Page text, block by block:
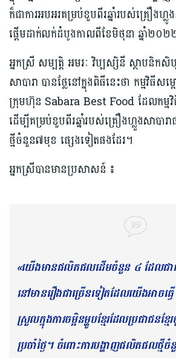
ក៏ជាការអបអរគម្រប់ខួបពីរឆ្នាំរបស់គ្រឿងហ្លូ
ផ្ដើមដាក់លក់ដំបូងកាលពីខែមិថុនា ឆ្នាំ២០
អ្នកស្រី សម្បត្តិ អមរៈ វិប្បស្សិនី ស្ថាបនិកសិ
សាបារា បានថ្លែនៅក្នុងពិធីនេះថា កម្មវិធី
ក្រុមហ៊ុន Sabara Best Food ដែលកម្មវិធី
ដើម្បីគម្រប់ខួបពីរឆ្នាំរបស់គ្រឿងហ្លួងសាបា
ថ្មីចំនួន៧មុខ ផ្សេងទៀតផងដែរ។
អ្នកស្រីបានមានប្រសាសន៍ ៖
«យើងមានផលិតផលដើមចំនួន ៤ ដែលជ
នៅមានរឿងជាច្រើនទៀតដែលយើងអាចធ្វ
ស្រួលក្នុងការចម្អិនម្ហូបខ្មែរដែលប្រជាជនខ្
ប្រចាំថ្ងៃ។ ចំពោះការបង្ហាញផលិតផលថ្មី